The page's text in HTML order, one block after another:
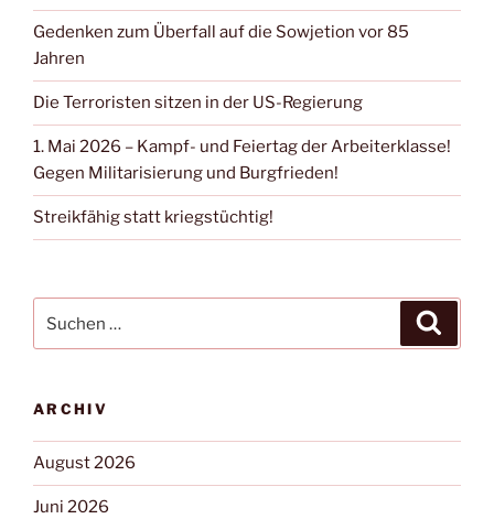
Gedenken zum Überfall auf die Sowjetion vor 85
Jahren
Die Terroristen sitzen in der US-Regierung
1. Mai 2026 – Kampf- und Feiertag der Arbeiterklasse!
Gegen Militarisierung und Burgfrieden!
Streikfähig statt kriegstüchtig!
ARCHIV
August 2026
Juni 2026